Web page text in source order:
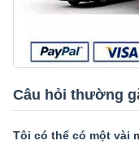
Câu hỏi thường
Tôi có thể có một vài